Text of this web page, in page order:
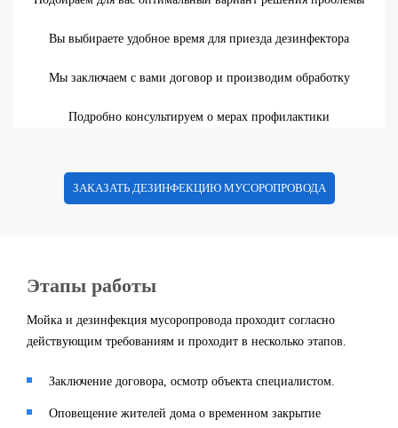
Вы выбираете удобное время для приезда дезинфектора
Мы заключаем с вами договор и производим обработку
Подробно консультируем о мерах профилактики
ЗАКАЗАТЬ ДЕЗИНФЕКЦИЮ МУСОРОПРОВОДА
Этапы работы
Мойка и дезинфекция мусоропровода проходит согласно
действующим требованиям и проходит в несколько этапов.
Заключение договора, осмотр объекта специалистом.
Оповещение жителей дома о временном закрытие